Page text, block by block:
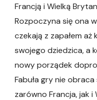
Francją i Wielką
Rozpoczyna się ona
czekają z zapałem
swojego dziedzica, a
nowy porządek
Fabuła gry nie obraca
zarówno Francja, jak i